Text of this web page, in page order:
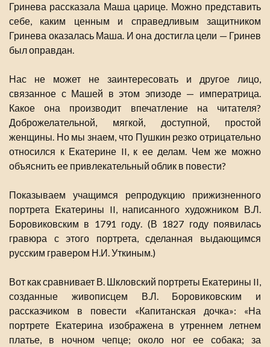
Гринева рассказала Маша царице. Можно представить
себе, каким ценным и справедливым защитником
Гринева оказалась Маша. И она достигла цели — Гринев
был оправдан.
Нас не может не заинтересовать и другое лицо,
связанное с Машей в этом эпизоде — императрица.
Какое она производит впечатление на читателя?
Доброжелательной, мягкой, доступной, простой
женщины. Но мы знаем, что Пушкин резко отрицательно
относился к Екатерине II, к ее делам. Чем же можно
объяснить ее привлекательный облик в повести?
Показываем учащимся репродукцию прижизненного
портрета Екатерины II, написанного художником В.Л.
Боровиковским в 1791 году. (В 1827 году появилась
гравюра с этого портрета, сделанная выдающимся
русским гравером Н.И. Уткиным.)
Вот как сравнивает В. Шкловский портреты Екатерины II,
созданные живописцем В.Л. Боровиковским и
рассказчиком в повести «Капитанская дочка»: «На
портрете Екатерина изображена в утреннем летнем
платье, в ночном чепце; около ног ее собака; за